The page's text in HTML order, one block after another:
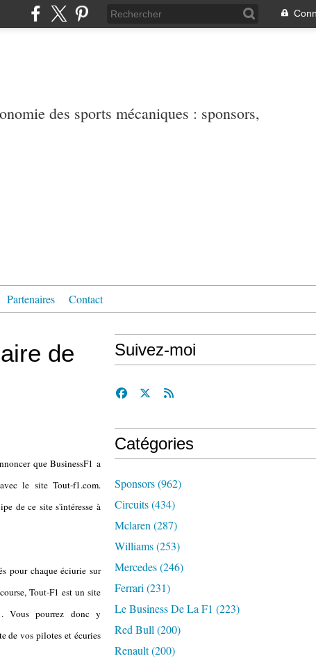
des sports mécaniques : sponsors,
Partenaires Contact
de
que BusinessF1 a
le site Tout-f1.com.
de ce site s'intéresse à
pour chaque éciurie sur
Tout-F1 est un site
Vous pourrez donc y
de vos pilotes et écuries
Suivez-moi
Catégories
Sponsors(962)
Circuits(434)
Mclaren (287)
Williams(253)
Mercedes(246)
Ferrari (231)
Le Business De La F1 (223)
Red Bull (200)
Renault(200)